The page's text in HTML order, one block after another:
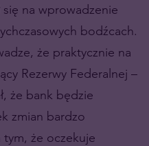
na wprowadzenie
bodźcach.
że praktycznie na
Rezerwy Federalnej –
że bank będzie
zmian bardzo
że oczekuje